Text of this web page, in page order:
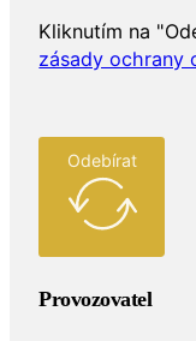
Kliknutím na
zásady ochrany
Odebírat
Provozovatel